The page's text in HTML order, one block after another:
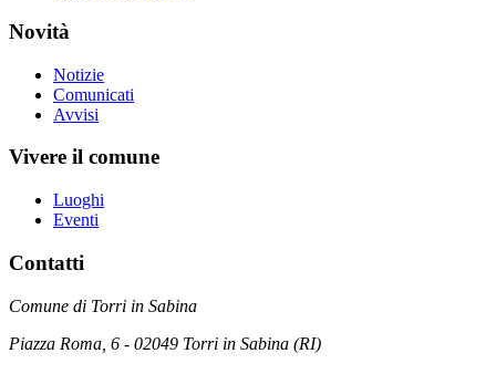
Novità
Notizie
Comunicati
Avvisi
Vivere il comune
Luoghi
Eventi
Contatti
Comune di Torri in Sabina
Piazza Roma, 6 - 02049 Torri in Sabina (RI)